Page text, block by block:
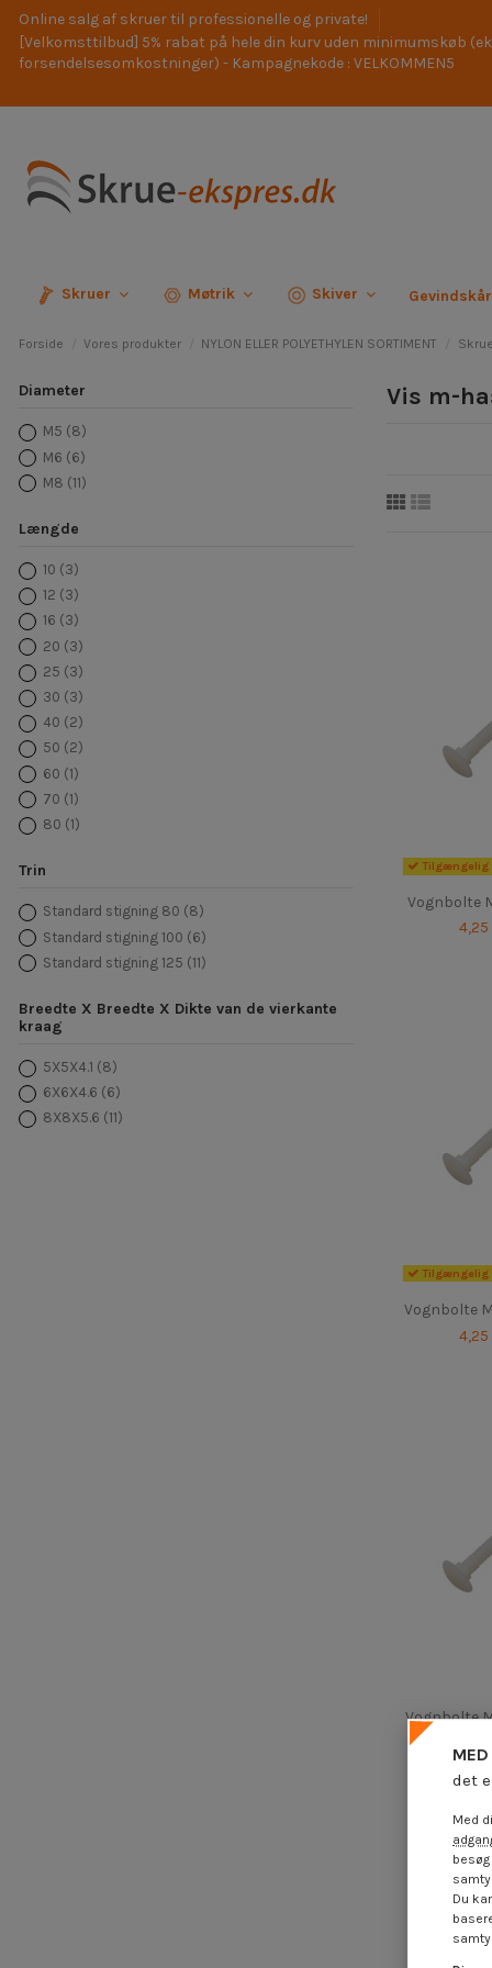
Online salg af skruer til professionelle og private!
[Velkomsttilbud] 5% rabat på hele din kurv uden minimumskøb
forsendelsesomkostninger) - Kampagnekode : VELKOMMEN5
Skruer Møtrik Skiver
Forside Vores produkter NYLON ELLER POLYETHYLEN SORTIMENT
Vis m-
Tilgængelig
Vognbolte
4,25
Tilgængelig
Vognbolte
4,25
Vognbolte
Diameter
M5 (8)
M6 (6)
M8 (11)
Længde
10 (3)
12 (3)
16 (3)
20 (3)
25 (3)
30 (3)
40 (2)
50 (2)
60 (1)
70 (1)
80 (1)
Trin
Standard stigning 80 (8)
Standard stigning 100 (6)
Standard stigning 125 (11)
Breedte X Breedte X Dikte van de vierkante
kraag
5X5X4.1 (8)
6X6X4.6 (6)
8X8X5.6 (11)
det
Med
Du